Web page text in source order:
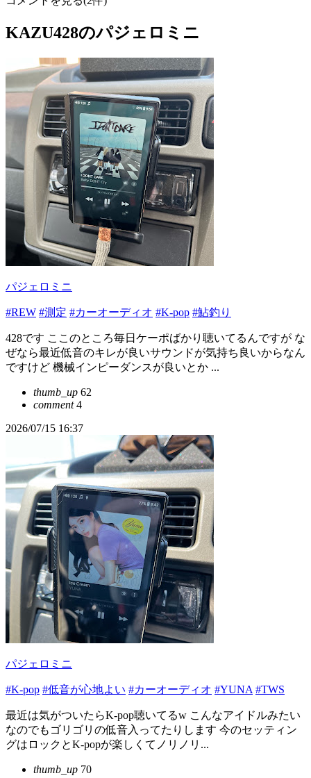
KAZU428のパジェロミニ
パジェロミニ
#REW #測定 #カーオーディオ #K-pop #鮎釣り
428です ここのところ毎日ケーポばかり聴いてるんですが な
ぜなら最近低音のキレが良いサウンドが気持ち良いからなん
ですけど 機械インピーダンスが良いとか ...
thumb_up 62
comment4
2026/07/15 16:37
パジェロミニ
#K-pop #低音が心地よい #カーオーディオ #YUNA #TWS
最近は気がついたらK-pop聴いてるw こんなアイドルみたい
なのでもゴリゴリの低音入ってたりします 今のセッティン
グはロックとK-popが楽しくてノリノリ...
thumb_up 70